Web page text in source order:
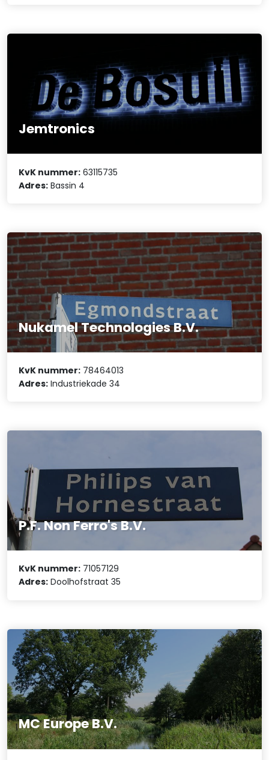
Jemtronics
KvK nummer: 63115735
Adres: Bassin 4
Nukamel Technologies B.V.
KvK nummer: 78464013
Adres: Industriekade 34
P.F. Non Ferro's B.V.
KvK nummer: 71057129
Adres: Doolhofstraat 35
MC Europe B.V.